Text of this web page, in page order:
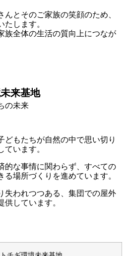
んとそのご家族の笑顔のため、
します。
族全体の生活の質向上につなが
来基地
の未来
どもたちが自然の中で思い切り
います。
的な事情に関わらず、すべての
場所づくりを進めています。
失われつつある、集団での屋外
しています。